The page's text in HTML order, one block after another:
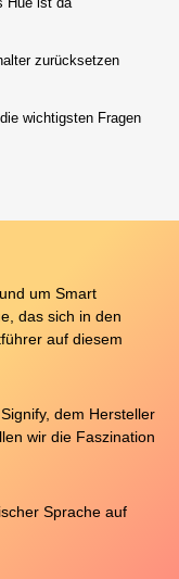
zurücksetzen
wichtigsten Fragen
um Smart
das sich in den
auf diesem
dem Hersteller
wir die Faszination
Sprache auf